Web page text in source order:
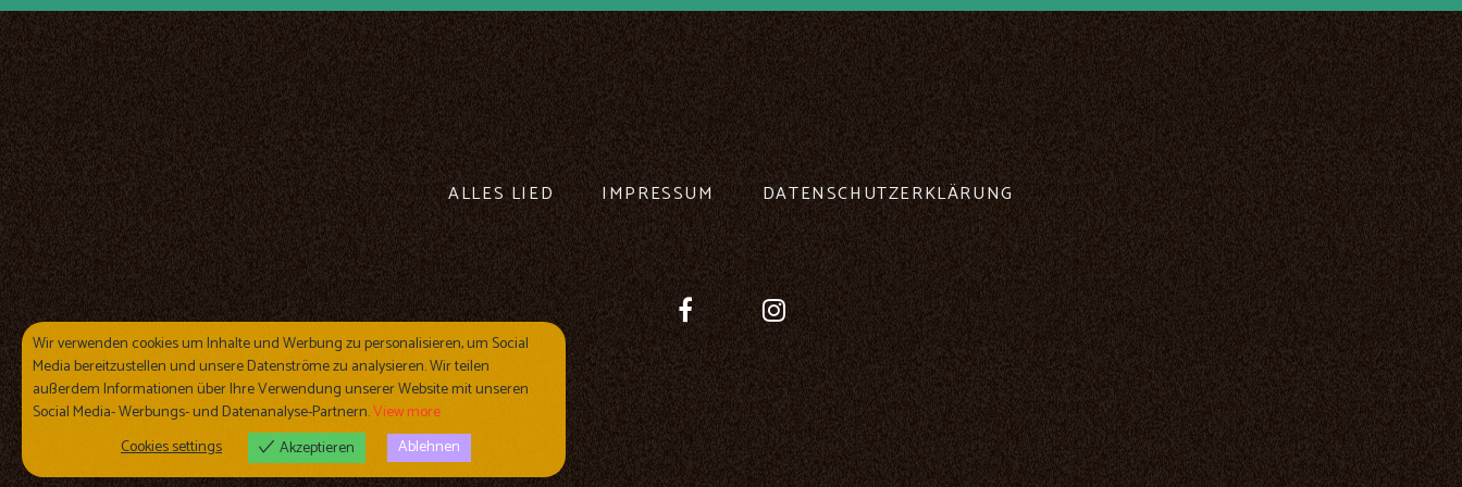
ALLES LIED IMPRESSUM DATENSCHUTZERKLÄRUNG
Wir verwenden cookies um Inhalte und Werbung zu personalisieren, um Social
Media bereitzustellen und unsere Datenströme zu analysieren. Wir teilen
außerdem Informationen über Ihre Verwendung unserer Website mit unseren
Social Media- Werbungs- und Datenanalyse-Partnern.View more
Cookies settings
Akzeptieren Ablehnen